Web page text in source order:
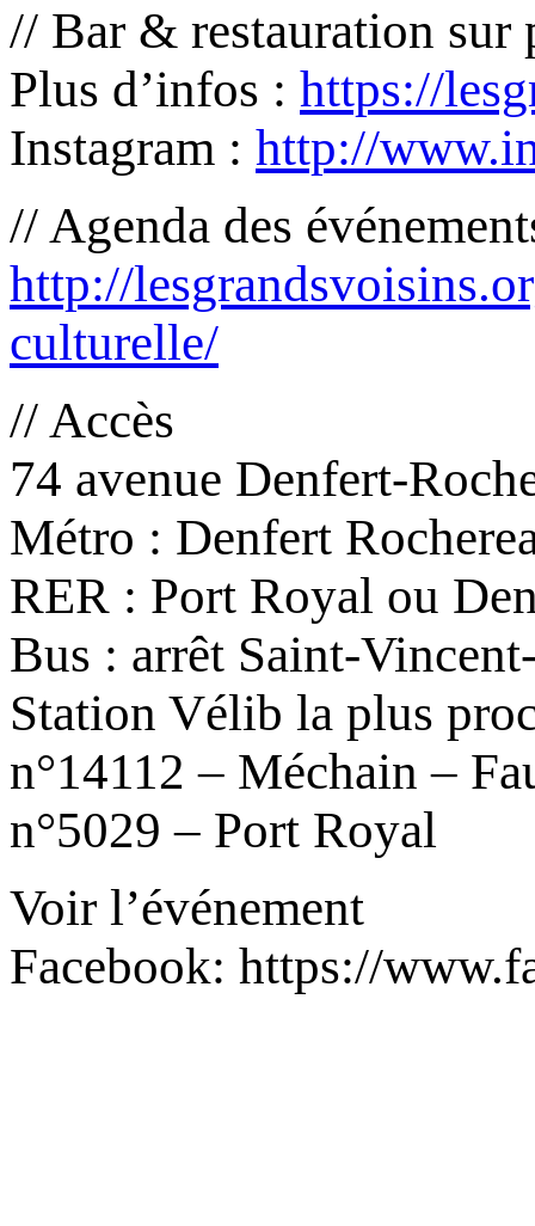
// Bar & restauration sur
Plus d’infos : https://
Instagram : http://
// Agenda des
http://
culturelle/
// Accès
74 avenue Denfert-
Métro : Denfert
RER : Port Royal ou
Bus : arrêt Saint-
Station Vélib la plus
n°14112 – Méchain –
n°5029 – Port Royal
Voir l’événement
Facebook: https://